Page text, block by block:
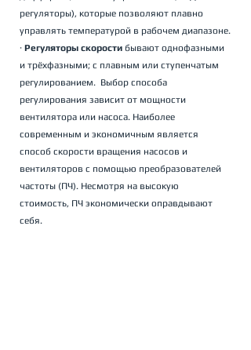
регуляторы), которые позволяют плавно
управлять температурой в рабочем диапазоне.
· Регуляторы скорости бывают однофазными
и трёхфазными; с плавным или ступенчатым
регулированием.  Выбор способа
регулирования зависит от мощности
вентилятора или насоса. Наиболее
современным и экономичным является
способ скорости вращения насосов и
вентиляторов с помощью преобразователей
частоты (ПЧ). Несмотря на высокую
стоимость, ПЧ экономически оправдывают
себя.